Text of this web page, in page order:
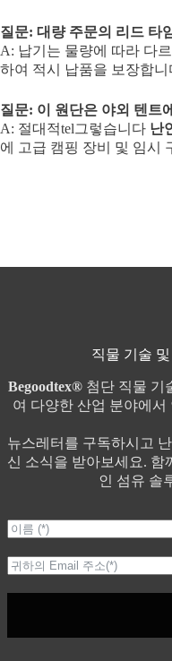
질문: 대량 주문의 리드 타
A: 납기는 물량에 따라 다
하여 적시 납품을 보장합니
질문: 이 원단은 야외 텐트
A: 절대적tel그렇습니다 난
에 고급 캠핑 장비 및 임시
직물 기술
Begoodtex®첨단 직물 기
여 다양한 산업 분야에서
뉴스레터를 구독하시고
신 소식을 받아보세요. 함
인 섬유 솔